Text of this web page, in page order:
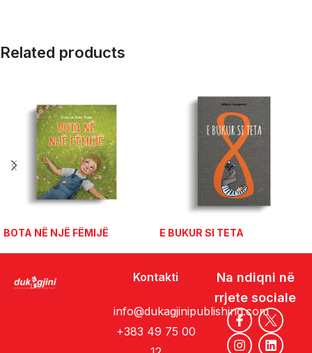
Related products
BOTA NË NJË FËMIJË E BUKUR SI TETA
Kontakti
info@dukagjinipublishing.com
+383 49 75 00
Na ndiqni në
rrjete sociale